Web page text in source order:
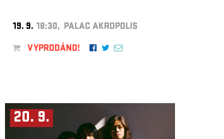
19. 9. 18:30, PALÁC AKROPOLIS
VYPRODÁNO!
20. 9.